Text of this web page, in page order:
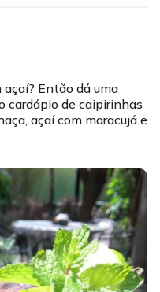
Então dá uma
cardápio de caipirinhas
açaí com maracujá e